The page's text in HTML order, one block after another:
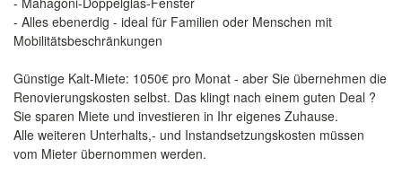
- Alles ebenerdig - ideal für Familien oder Menschen mit
Mobilitätsbeschränkungen
Günstige Kalt-Miete: 1050€ pro Monat - aber Sie übernehmen die
Renovierungskosten selbst. Das klingt nach einem guten Deal ?
Sie sparen Miete und investieren in Ihr eigenes Zuhause.
Alle weiteren Unterhalts,- und Instandsetzungskosten müssen
vom Mieter übernommen werden.